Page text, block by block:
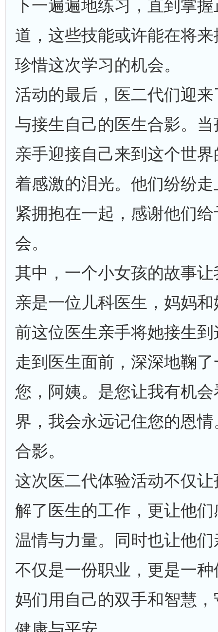
下一遍遍地练习，直到掌
道，这些技能或许能在将
珍惜这次学习的机会。
活动的最后，医二代们迎
与接生自己的医生合影。
亲手迎接自己来到这个世
着感激的泪光。他们纷纷
紧拥抱在一起，感谢他们
会。
其中，一个小女孩的故事
亲是一位儿科医生，妈妈
前这位医生亲手将她接生
走到医生面前，深深地鞠
您，阿姨。是您让我有机
界，我会永远记住您的恩
合影。
这次医二代体验活动不仅
解了医生的工作，更让他
温情与力量。同时也让他
不仅是一份职业，更是一
妈们用自己的双手和智慧